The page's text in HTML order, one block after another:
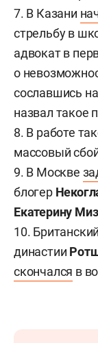
7. В Казани
стрельбу в
адвокат в
о
сославшись
назвал такое
8. В работе
массовый
9. В Москве
блогер
Екатерину
10.
династии
скончался в